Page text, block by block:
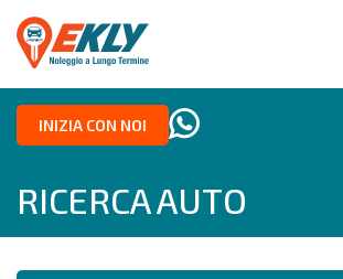
INIZIA CON NOI
RICERCA AUTO